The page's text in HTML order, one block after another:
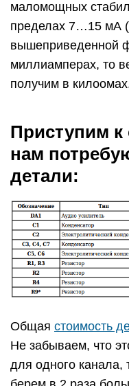
маломощных
пределах 7…15 мА
вышеприведенной
миллиамперах, то
получим в
Приступим к
нам
детали:
Общая стоимость
Не забываем, что
для одного канала,